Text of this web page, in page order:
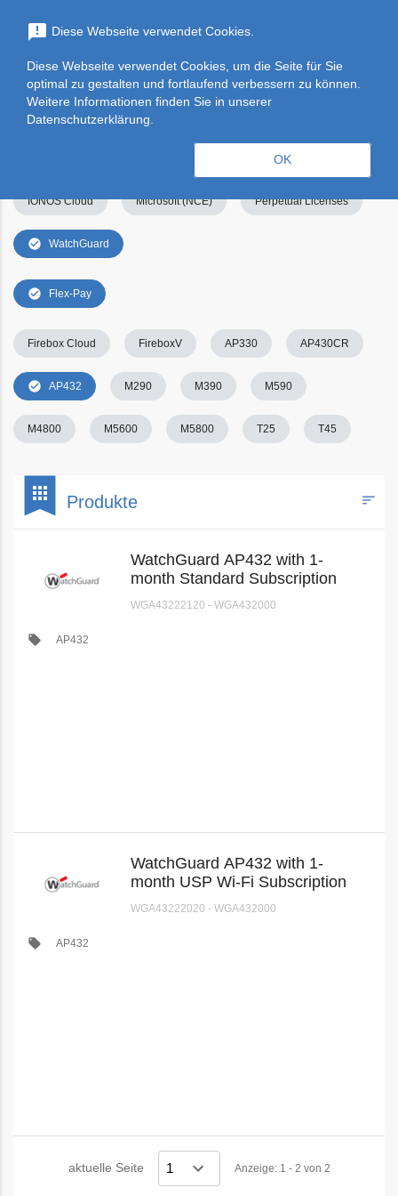
menu
Suchen
Filters Filter leeren
IONOS Cloud Microsoft (NCE) Perpetual Licenses
check_circle WatchGuard
check_circle Flex-Pay
Firebox Cloud FireboxV AP330 AP430CR
check_circle AP432 M290 M390 M590
M4800 M5600 M5800 T25 T45
bookmark
apps Produkte sort
WatchGuard AP432 with 1-
month Standard Subscription
WGA43222120 - WGA432000
local_offer AP432
WatchGuard AP432 with 1-
month USP Wi-Fi Subscription
WGA43222020 - WGA432000
local_offer AP432
aktuelle Seite Anzeige: 1 - 2 von 2
announcement Diese Webseite verwendet Cookies.
Diese Webseite verwendet Cookies, um die Seite für Sie
optimal zu gestalten und fortlaufend verbessern zu können.
Weitere Informationen finden Sie in unserer
Datenschutzerklärung.
OK